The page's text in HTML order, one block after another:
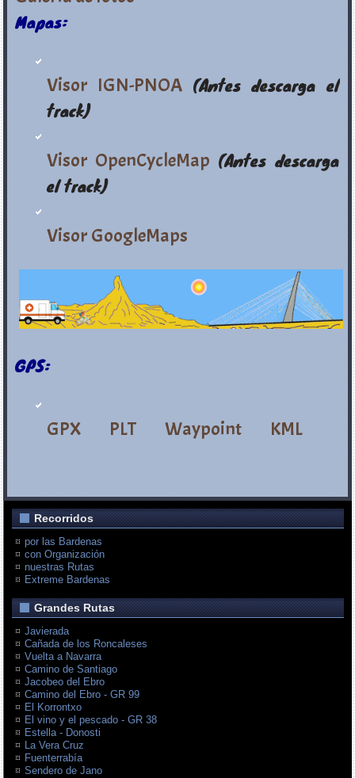
Mapas:
Visor IGN-PNOA(Antes descarga el
track)
Visor OpenCycleMap (Antes descarga
el track)
Visor GoogleMaps
GPS:
GPX PLT Waypoint KML
Recorridos
por las Bardenas
con Organización
nuestras Rutas
Extreme Bardenas
Grandes Rutas
Javierada
Cañada de los Roncaleses
Vuelta a Navarra
Camino de Santiago
Jacobeo del Ebro
Camino del Ebro - GR 99
El Korrontxo
El vino y el pescado - GR 38
Estella - Donosti
La Vera Cruz
Fuenterrabía
Sendero de Jano